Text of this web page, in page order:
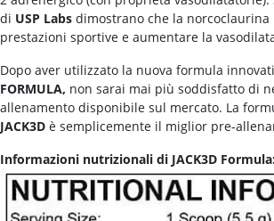
di USP Labs dimostrano che la
prestazioni sportive e aumentare la
Dopo aver utilizzato la nuova formula
FORMULA, non sarai mai più soddisfatto di
allenamento disponibile sul mercato. La
JACK3D è semplicemente il miglior pre-
Informazioni nutrizionali di JACK3D